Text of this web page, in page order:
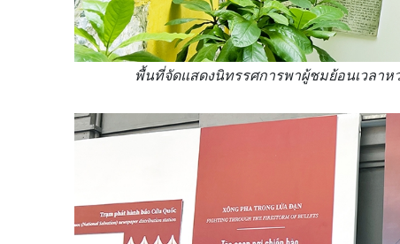
พื้นที่จัดแสดงนิทรรศการพาผู้ชมย้อนเวลา